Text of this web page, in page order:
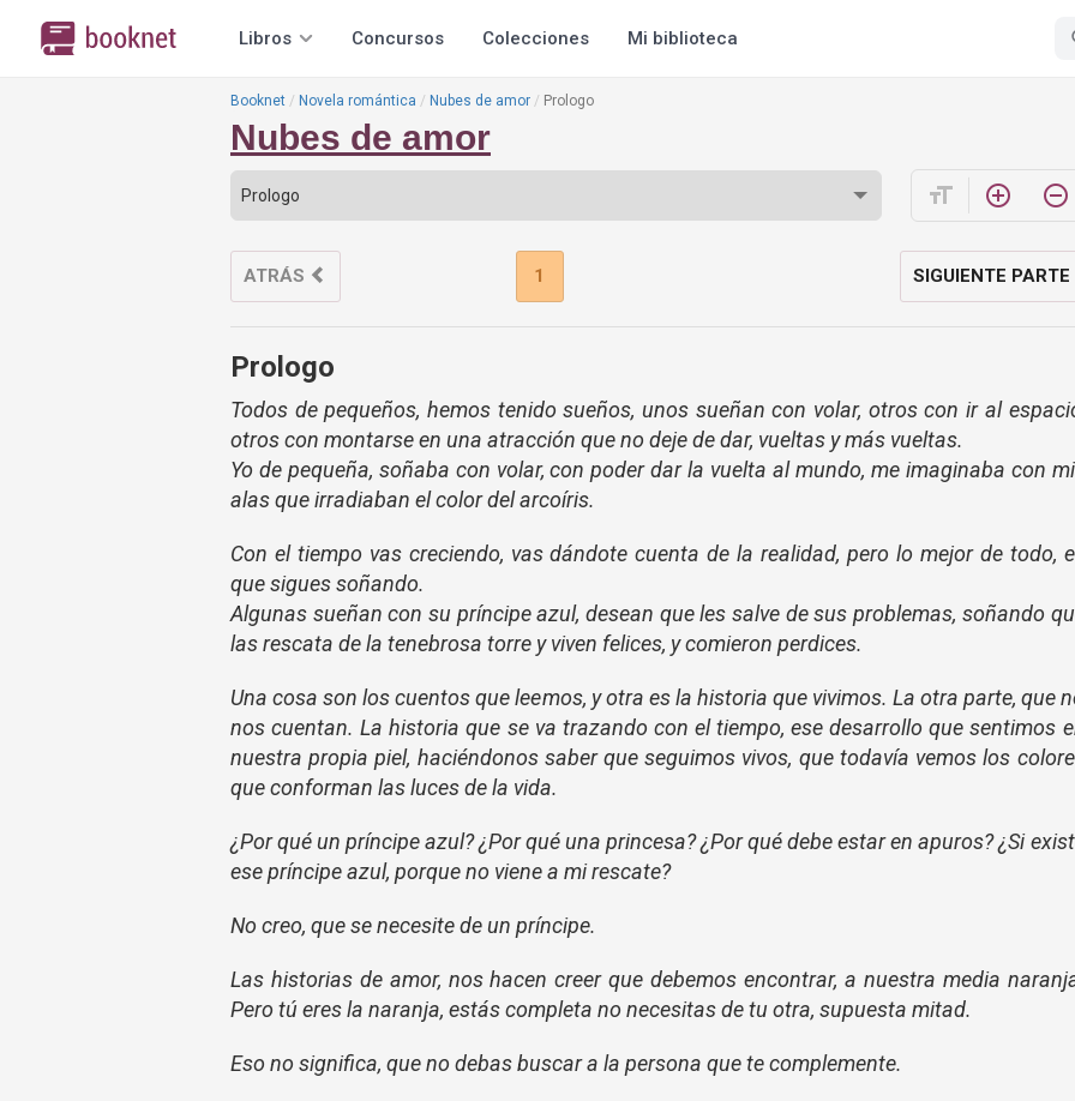
Libros Concursos Colecciones Mi biblioteca
Booknet Novela romántica Nubes de amor Prologo
Nubes de amor
format_size add_circle_outline remove_circle_outline
ATRÁS 1 SIGUIENTE PARTE
Prologo
Todos de pequeños, hemos tenido sueños, unos sueñan con volar, otros con ir al
otros con montarse en una atracción que no deje de dar, vueltas y más vueltas.
Yo de pequeña, soñaba con volar, con poder dar la vuelta al mundo, me imaginaba con
alas que irradiaban el color del arcoíris.
Con el tiempo vas creciendo, vas dándote cuenta de la realidad, pero lo mejor de todo,
que sigues soñando.
Algunas sueñan con su príncipe azul, desean que les salve de sus problemas, soñando
las rescata de la tenebrosa torre y viven felices, y comieron perdices.
Una cosa son los cuentos que leemos, y otra es la historia que vivimos. La otra parte, que
nos cuentan. La historia que se va trazando con el tiempo, ese desarrollo que sentimos
nuestra propia piel, haciéndonos saber que seguimos vivos, que todavía vemos los
que conforman las luces de la vida.
¿Por qué un príncipe azul? ¿Por qué una princesa? ¿Por qué debe estar en apuros? ¿Si
ese príncipe azul, porque no viene a mi rescate?
No creo, que se necesite de un príncipe.
Las historias de amor, nos hacen creer que debemos encontrar, a nuestra media
Pero tú eres la naranja, estás completa no necesitas de tu otra, supuesta mitad.
Eso no significa, que no debas buscar a la persona que te complemente.